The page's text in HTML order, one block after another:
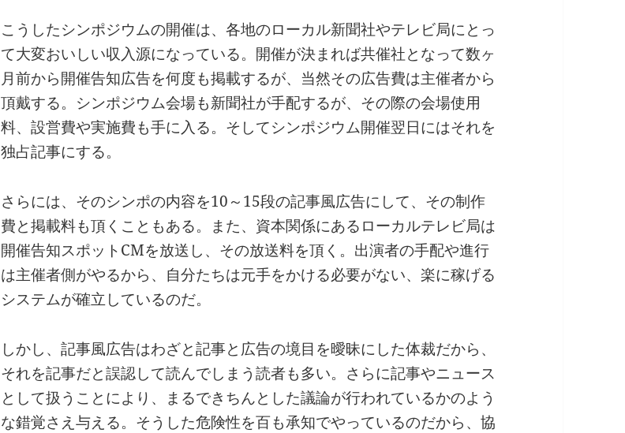
こうしたシンポジウムの開催は、各地のローカル新聞社やテレビ局にとっ
て大変おいしい収入源になっている。開催が決まれば共催社となって数ヶ
月前から開催告知広告を何度も掲載するが、当然その広告費は主催者から
頂戴する。シンポジウム会場も新聞社が手配するが、その際の会場使用
料、設営費や実施費も手に入る。そしてシンポジウム開催翌日にはそれを
独占記事にする。
さらには、そのシンポの内容を10～15段の記事風広告にして、その制作
費と掲載料も頂くこともある。また、資本関係にあるローカルテレビ局は
開催告知スポットCMを放送し、その放送料を頂く。出演者の手配や進行
は主催者側がやるから、自分たちは元手をかける必要がない、楽に稼げる
システムが確立しているのだ。
しかし、記事風広告はわざと記事と広告の境目を曖昧にした体裁だから、
それを記事だと誤認して読んでしまう読者も多い。さらに記事やニュース
として扱うことにより、まるできちんとした議論が行われているかのよう
な錯覚さえ与える。そうした危険性を百も承知でやっているのだから、協